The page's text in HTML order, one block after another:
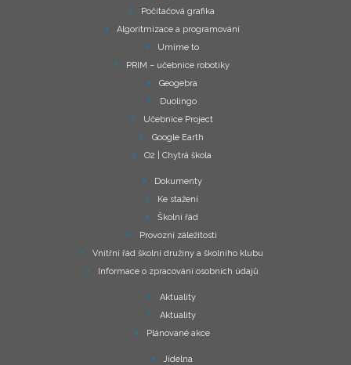
Počítačová grafika
Algoritmizace a programování
Umíme to
PRIM – učebnice robotiky
Geogebra
Duolingo
Učebnice Project
Google Earth
O2 | Chytrá škola
Dokumenty
Ke stažení
Školní řád
Provozní záležitosti
Vnitřní řád školní družiny a školního klubu
Informace o zpracování osobních údajů
Aktuality
Aktuality
Plánované akce
Jídelna